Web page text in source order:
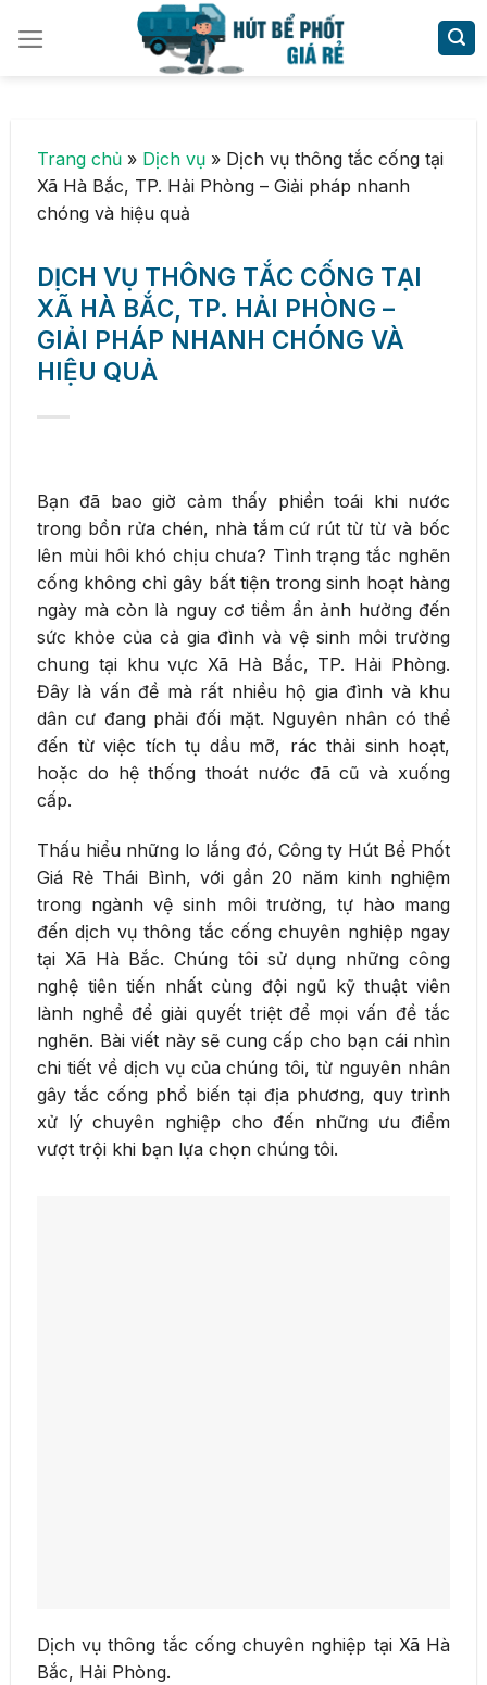
Trang chủ » Dịch vụ » Dịch vụ thông tắc cống tại
Xã Hà Bắc, TP. Hải Phòng – Giải pháp nhanh
chóng và hiệu quả
DỊCH VỤ THÔNG TẮC CỐNG TẠI
XÃ HÀ BẮC, TP. HẢI PHÒNG –
GIẢI PHÁP NHANH CHÓNG VÀ
HIỆU QUẢ
Bạn đã bao giờ cảm thấy phiền toái khi nước
trong bồn rửa chén, nhà tắm cứ rút từ từ và bốc
lên mùi hôi khó chịu chưa? Tình trạng tắc nghẽn
cống không chỉ gây bất tiện trong sinh hoạt hàng
ngày mà còn là nguy cơ tiềm ẩn ảnh hưởng đến
sức khỏe của cả gia đình và vệ sinh môi trường
chung tại khu vực Xã Hà Bắc, TP. Hải Phòng.
Đây là vấn đề mà rất nhiều hộ gia đình và khu
dân cư đang phải đối mặt. Nguyên nhân có thể
đến từ việc tích tụ dầu mỡ, rác thải sinh hoạt,
hoặc do hệ thống thoát nước đã cũ và xuống
cấp.
Thấu hiểu những lo lắng đó, Công ty Hút Bể Phốt
Giá Rẻ Thái Bình, với gần 20 năm kinh nghiệm
trong ngành vệ sinh môi trường, tự hào mang
đến dịch vụ thông tắc cống chuyên nghiệp ngay
tại Xã Hà Bắc. Chúng tôi sử dụng những công
nghệ tiên tiến nhất cùng đội ngũ kỹ thuật viên
lành nghề để giải quyết triệt để mọi vấn đề tắc
nghẽn. Bài viết này sẽ cung cấp cho bạn cái nhìn
chi tiết về dịch vụ của chúng tôi, từ nguyên nhân
gây tắc cống phổ biến tại địa phương, quy trình
xử lý chuyên nghiệp cho đến những ưu điểm
vượt trội khi bạn lựa chọn chúng tôi.
Dịch vụ thông tắc cống chuyên nghiệp tại Xã Hà
Bắc, Hải Phòng.